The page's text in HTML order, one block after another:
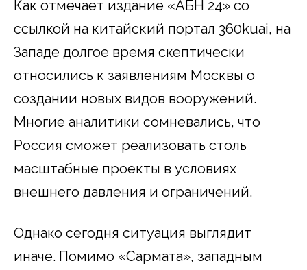
Как отмечает издание «АБН 24» со
ссылкой на китайский портал 360kuai, на
Западе долгое время скептически
относились к заявлениям Москвы о
создании новых видов вооружений.
Многие аналитики сомневались, что
Россия сможет реализовать столь
масштабные проекты в условиях
внешнего давления и ограничений.
Однако сегодня ситуация выглядит
иначе. Помимо «Сармата», западным